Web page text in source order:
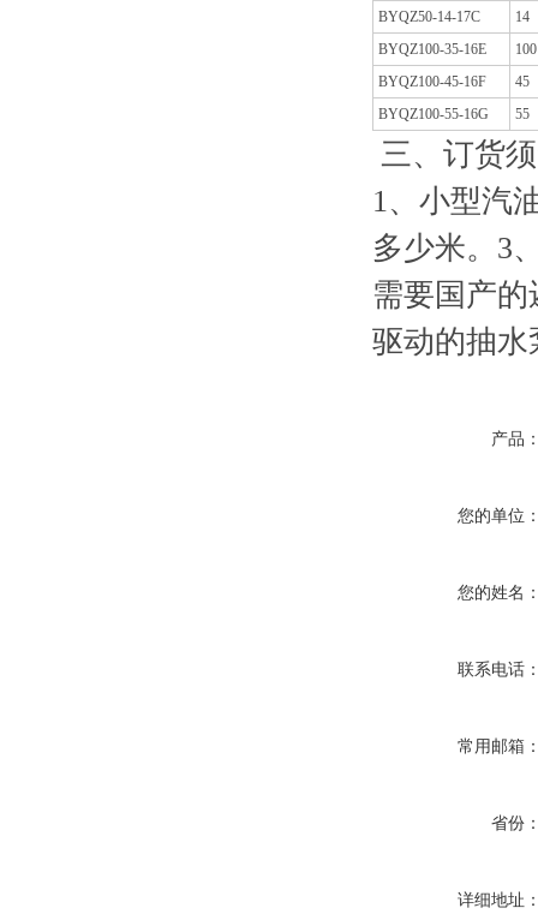
BYQZ50-14-17C
14
BYQZ100-35-16E
100
BYQZ100-45-16F
45
BYQZ100-55-16G
55
三、订货
1、小型汽
多少米。3
需要国产
驱动的抽水
产品
您的单位
您的姓名
联系电话
常用邮箱
省份
详细地址